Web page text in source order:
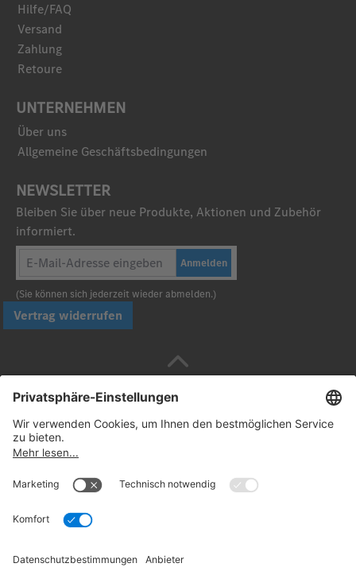
Hilfe/FAQ
Versand
Zahlung
Retoure
UNTERNEHMEN
Über uns
Allgemeine Geschäftsbedingungen
NEWSLETTER
Bleiben Sie über neue Produkte, Aktionen und Zubehör
informiert.
Anmelden
(Sie können sich jederzeit wieder abmelden.)
Vertrag widerrufen
Sicher bezahlen mit
© 2026. Daimler Truck AG. Alle Rechte vorbehalten